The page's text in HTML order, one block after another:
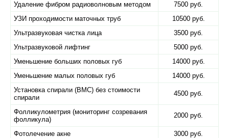
Удаление фибром радиоволновым методом
7500 руб.
УЗИ проходимости маточных труб
10500 руб.
Ультразвуковая чистка лица
3500 руб.
Ультразвуковой лифтинг
5000 руб.
Уменьшение больших половых губ
14000 руб.
Уменьшение малых половых губ
14000 руб.
Установка спирали (ВМС) без стоимости
спирали
4500 руб.
Фолликулометрия (мониторинг созревания
фолликула)
2000 руб.
Фотолечение акне
3000 руб.